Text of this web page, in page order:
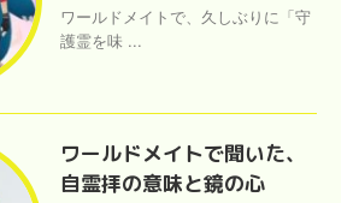
ワールドメイトで、久しぶりに「守
護霊を味 ...
ワールドメイトで聞いた、
自霊拝の意味と鏡の心